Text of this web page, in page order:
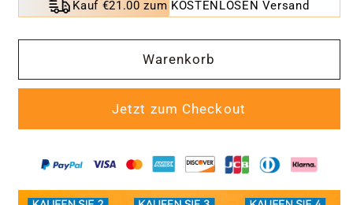
Menge
für
Klare
Versiegelungsflüssigkeit
Menge
für
Klare
wasserdichte
Versiegelungsflüssigkeit
Kauf €21.00 zum KOSTENLOSEN Versand
Warenkorb
Jetzt zum Checkout